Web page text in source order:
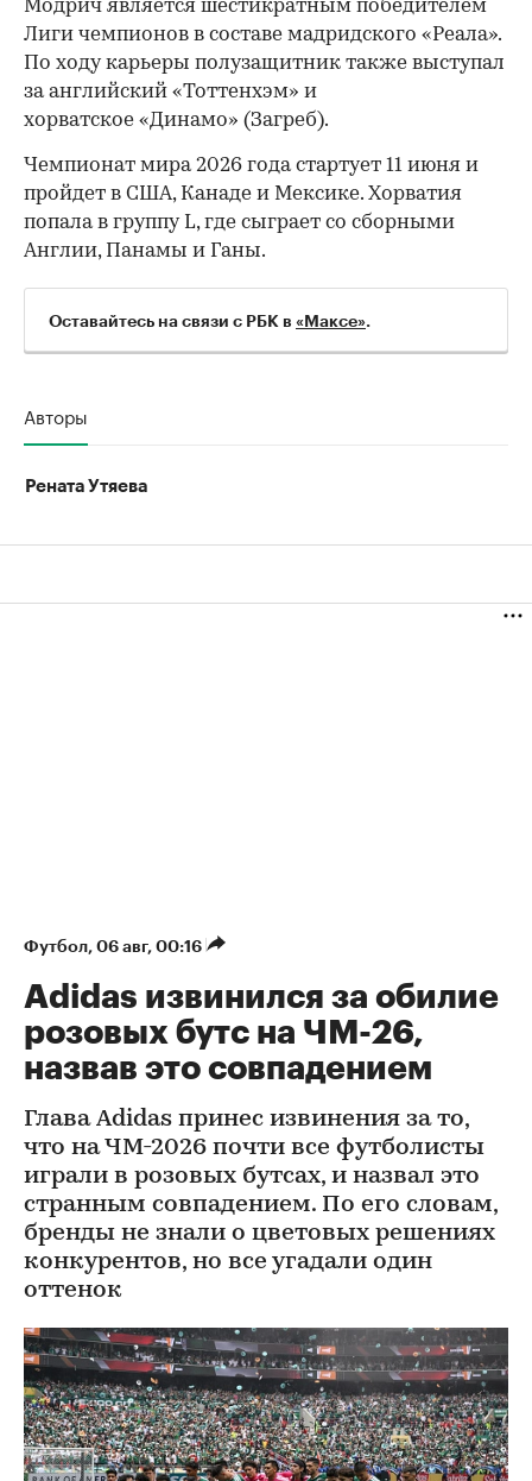
00:00 / 00:00
Модрич является шестикратным победителем
Лиги чемпионов в составе мадридского «Реала».
По ходу карьеры полузащитник также выступал
за английский «Тоттенхэм» и
хорватское «Динамо» (Загреб).
Чемпионат мира 2026 года стартует 11 июня и
пройдет в США, Канаде и Мексике. Хорватия
попала в группу L, где сыграет со сборными
Англии, Панамы и Ганы.
Оставайтесь на связи с РБК в «Максе».
Авторы
Рената Утяева
Футбол⁠, 06 авг, 00:16
Adidas извинился за обилие
розовых бутс на ЧМ-26,
назвав это совпадением
Глава Adidas принес извинения за то,
что на ЧМ-2026 почти все футболисты
играли в розовых бутсах, и назвал это
странным совпадением. По его словам,
бренды не знали о цветовых решениях
конкурентов, но все угадали один
оттенок